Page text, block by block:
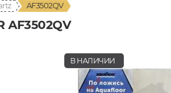
AF3502QV
AF3502QV
В НАЛИЧИИ